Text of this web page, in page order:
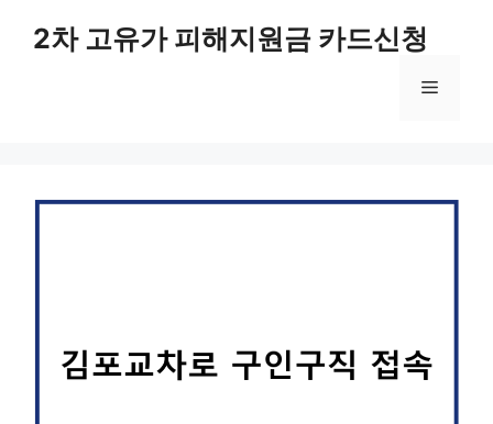
2차 고유가 피해지원금 카드신청
메